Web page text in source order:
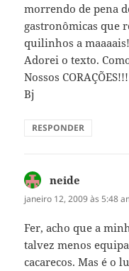
morrendo de pena
gastronômicas que
quilinhos a
Adorei o texto.
Nossos CORAÇÕES!!!
Bj
RESPONDER
neide
janeiro 12, 2009 às 5:48
Fer, acho que a
talvez menos
cacarecos. Mas é o